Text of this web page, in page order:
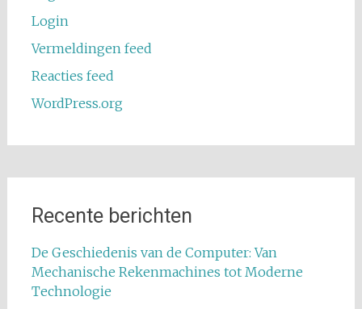
Login
Vermeldingen feed
Reacties feed
WordPress.org
Recente berichten
De Geschiedenis van de Computer: Van
Mechanische Rekenmachines tot Moderne
Technologie